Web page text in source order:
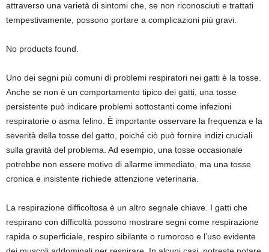
attraverso una varietà di sintomi che, se non riconosciuti e trattati
tempestivamente, possono portare a complicazioni più gravi.
No products found.
Uno dei segni più comuni di problemi respiratori nei gatti è la tosse.
Anche se non è un comportamento tipico dei gatti, una tosse
persistente può indicare problemi sottostanti come infezioni
respiratorie o asma felino. È importante osservare la frequenza e la
severità della tosse del gatto, poiché ciò può fornire indizi cruciali
sulla gravità del problema. Ad esempio, una tosse occasionale
potrebbe non essere motivo di allarme immediato, ma una tosse
cronica e insistente richiede attenzione veterinaria.
La respirazione difficoltosa è un altro segnale chiave. I gatti che
respirano con difficoltà possono mostrare segni come respirazione
rapida o superficiale, respiro sibilante o rumoroso e l’uso evidente